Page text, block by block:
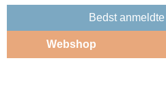
Bedst
Webshop